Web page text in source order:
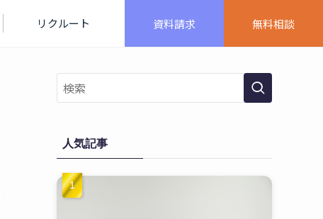
リクルート 資料請求 無料相談
人気記事